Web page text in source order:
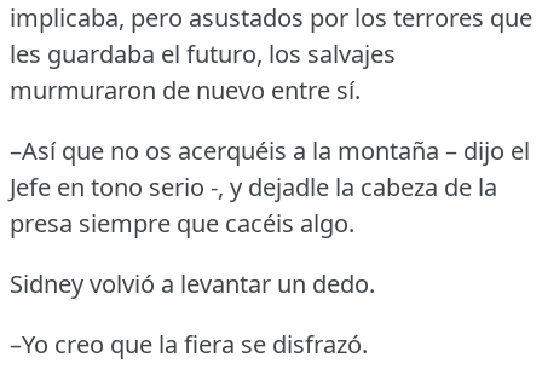
implicaba, pero asustados por los terrores que
les guardaba el futuro, los salvajes
murmuraron de nuevo entre sí.
–Así que no os acerquéis a la montaña – dijo el
Jefe en tono serio -, y dejadle la cabeza de la
presa siempre que cacéis algo.
Sidney volvió a levantar un dedo.
–Yo creo que la fiera se disfrazó.